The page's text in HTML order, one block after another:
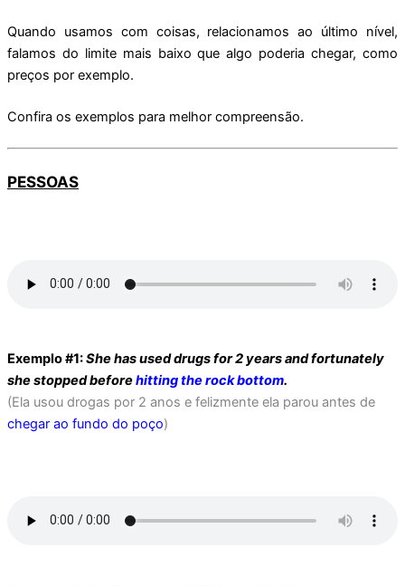
Quando usamos com coisas, relacionamos ao último nível,
falamos do limite mais baixo que algo poderia chegar, como
preços por exemplo.
Confira os exemplos para melhor compreensão.
PESSOAS
Exemplo #1:She has used drugs for 2 years and fortunately
she stopped beforehitting the rock bottom.
(Ela usou drogas por 2 anos e felizmente ela parou antes de
chegar ao fundo do poço)